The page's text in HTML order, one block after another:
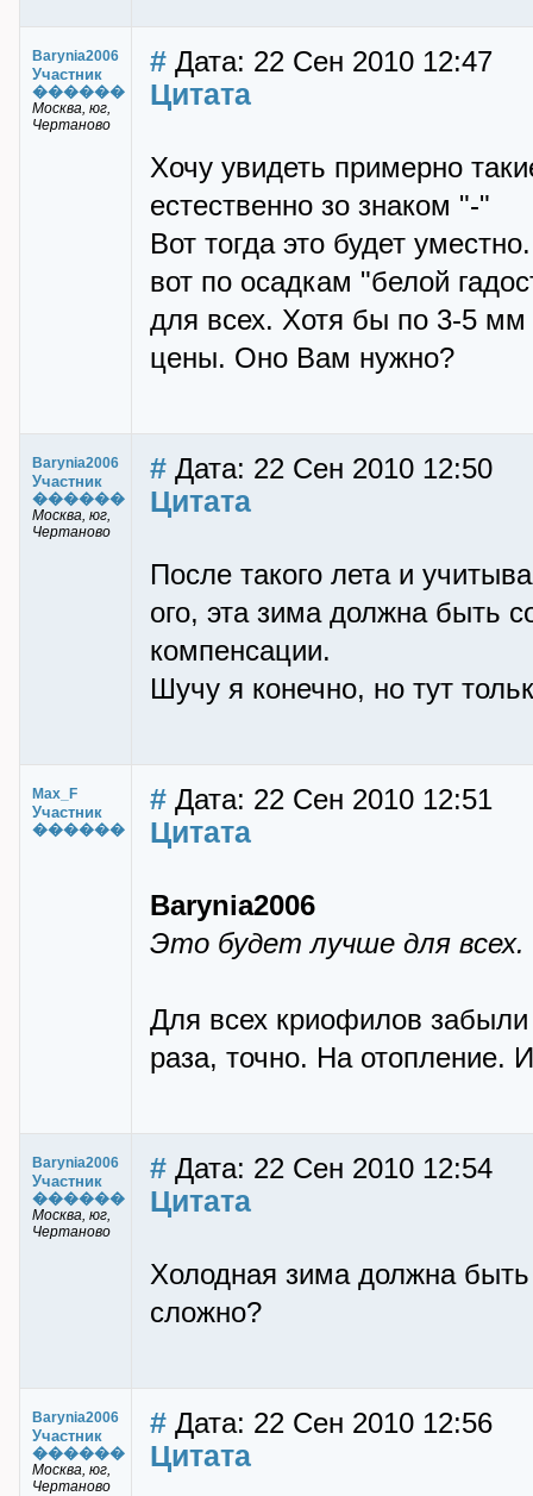
Barynia2006
Участник
������
Mocква, юг,
Чертаново
# Дата: 22 Сен 2010 12:47
Цитата
Хочу увидеть примерно
естественно зо знаком "-"
Вот тогда это будет
вот по осадкам "белой
для всех. Хотя бы по 3-5 мм
цены. Оно Вам нужно?
Barynia2006
Участник
������
Mocква, юг,
Чертаново
# Дата: 22 Сен 2010 12:50
Цитата
После такого лета и
ого, эта зима должна быть
компенсации.
Шучу я конечно, но тут
Max_F
Участник
������
# Дата: 22 Сен 2010 12:51
Цитата
Barynia2006
Это будет лучше для всех.
Для всех криофилов забыли
раза, точно. На отопление.
Barynia2006
Участник
������
Mocква, юг,
Чертаново
# Дата: 22 Сен 2010 12:54
Цитата
Холодная зима должна
сложно?
Barynia2006
Участник
������
Mocква, юг,
Чертаново
# Дата: 22 Сен 2010 12:56
Цитата